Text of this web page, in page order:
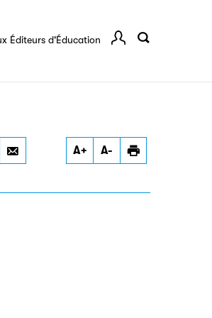
Éditeurs d'Éducation
A+ A-
des acteurs de la